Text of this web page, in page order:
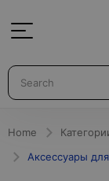
Home
Аксессуары